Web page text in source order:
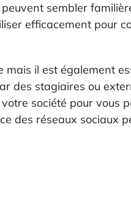
sembler
efficacement pour
il est également
des stagiaires ou
société pour vous
des réseaux sociaux